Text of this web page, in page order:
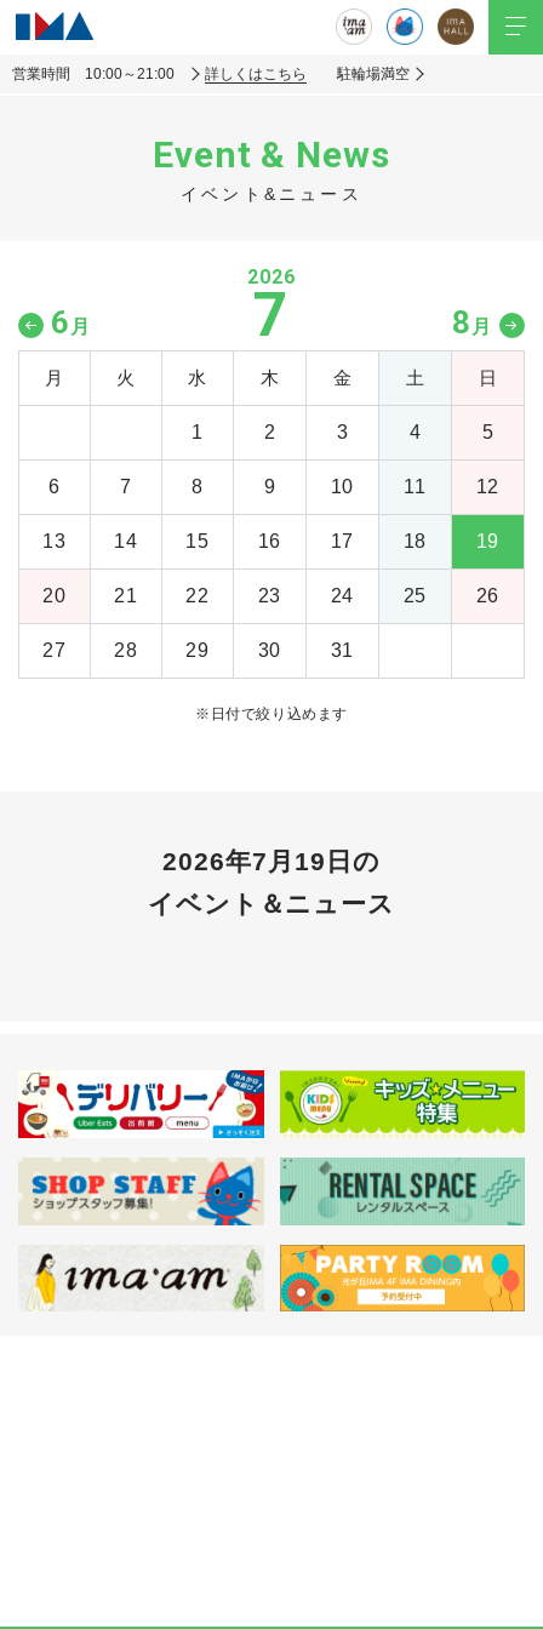
営業時間 10:00～21:00 詳しくはこちら 駐輪場満空
Event & News
イベント&ニュース
6 月
2026
7 8 月
月 火 水 木 金 土 日
1 2 3 4 5
6 7 8 9 10 11 12
13 14 15 16 17 18 19
20 21 22 23 24 25 26
27 28 29 30 31
※ 日付で絞り込めます
2026年7月19日の
イベント＆ニュース